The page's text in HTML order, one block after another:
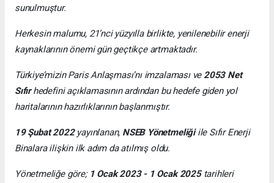
sunulmuştur.
Herkesin malumu, 21’nci yüzyılla birlikte, yenilenebilir enerji
kaynaklarının önemi gün geçtikçe artmaktadır.
Türkiye’mizin Paris Anlaşması’nı imzalaması ve2053 Net
Sıfırhedefini açıklamasının ardından bu hedefe giden yol
haritalarının hazırlıklarının başlanmıştır.
19 Şubat 2022 yayınlanan, NSEB Yönetmeliğiile Sıfır Enerji
Binalara ilişkin ilk adım da atılmış oldu.
Yönetmeliğe göre; 1 Ocak 2023 - 1 Ocak 2025 tarihleri